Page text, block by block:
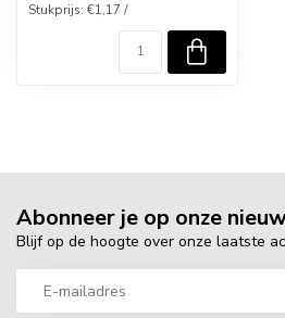
Stukprijs: €1,17 /
Abonneer je op onze
Blijf op de hoogte over onze laatste